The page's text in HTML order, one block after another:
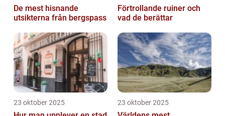
De mest hisnande
utsikterna från bergspass
Förtrollande ruiner och
vad de berättar
23 oktober 2025 23 oktober 2025